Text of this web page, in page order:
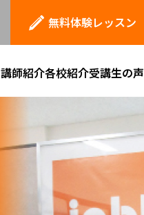
無料体験レッスン
講師紹介各校紹介受講生の声